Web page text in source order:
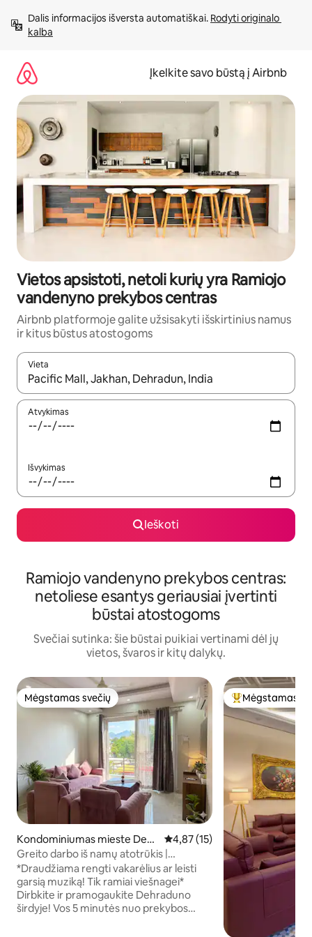
prie
turinio
Dalis informacijos išversta automatiškai. Rodyti originalo
kalba
Įkelkite savo būstą į Airbnb
Vietos apsistoti, netoli kurių yra Ramiojo
vandenyno prekybos centras
Airbnb platformoje galite užsisakyti išskirtinius namus
ir kitus būstus atostogoms
Vieta
Kai pasirodys paieškos rezultatai, juos naršyti galite
Atvykimas
Išvykimas
Ieškoti
Ramiojo vandenyno prekybos centras:
netoliese esantys geriausiai įvertinti
būstai atostogoms
Svečiai sutinka: šie būstai puikiai vertinami dėl jų
vietos, švaros ir kitų dalykų.
Mėgstamas svečių
Mėgstamas svečių
Kondominiumas mieste Dehr
adun
Vidutinis įvertinimas: 4,87 iš 5,
4,87 (15)
Greito darbo iš namų atotrūkis |
Mussoorie Rd | Pasivaikščiojimas iki
kavinės
*Draudžiama rengti vakarėlius ar leisti
garsią muziką! Tik ramiai viešnagei*
Dirbkite ir pramogaukite Dehraduno
širdyje! Vos 5 minutės nuo prekybos
Svečių
Mėgstamas